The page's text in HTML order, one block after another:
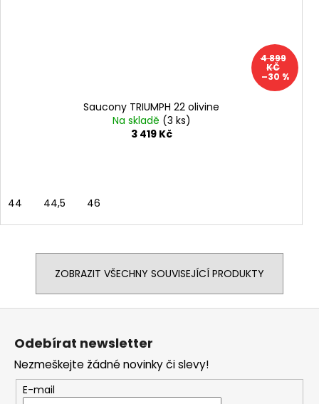
4 899
KČ
–30 %
Saucony TRIUMPH 22 olivine
Na skladě (3 ks)
3 419 Kč
44 44,5 46
ZOBRAZIT VŠECHNY SOUVISEJÍCÍ PRODUKTY
Odebírat newsletter
Nezmeškejte žádné novinky či slevy!
E-mail